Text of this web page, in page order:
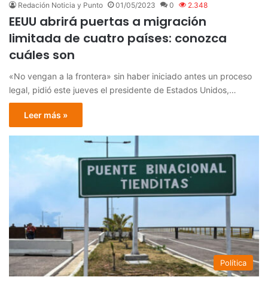
Redación Noticia y Punto 01/05/2023 0 2.348
EEUU abrirá puertas a migración
limitada de cuatro países: conozca
cuáles son
«No vengan a la frontera» sin haber iniciado antes un proceso
legal, pidió este jueves el presidente de Estados Unidos,…
Leer más »
Política